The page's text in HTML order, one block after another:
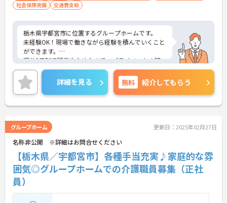
社会保険完備
交通費支給
栃木県宇都宮市に位置するグループホームです。
未経験OK！現場で働きながら経験を積んでいくこと
ができます。
週休2日制で残業少なめなので、プライベートの時
間も大切にしながら働くことができます。
ご興味をお持ちの方はお気軽にお問い合わせくださ
い。
詳細を見る 無料 紹介してもらう
グループホーム 更新日：2025年02月27日
名称非公開 ※詳細はお問合せください
【栃木県／宇都宮市】各種手当充実♪家庭的な雰
囲気◎グループホームでの介護職員募集（正社
員）